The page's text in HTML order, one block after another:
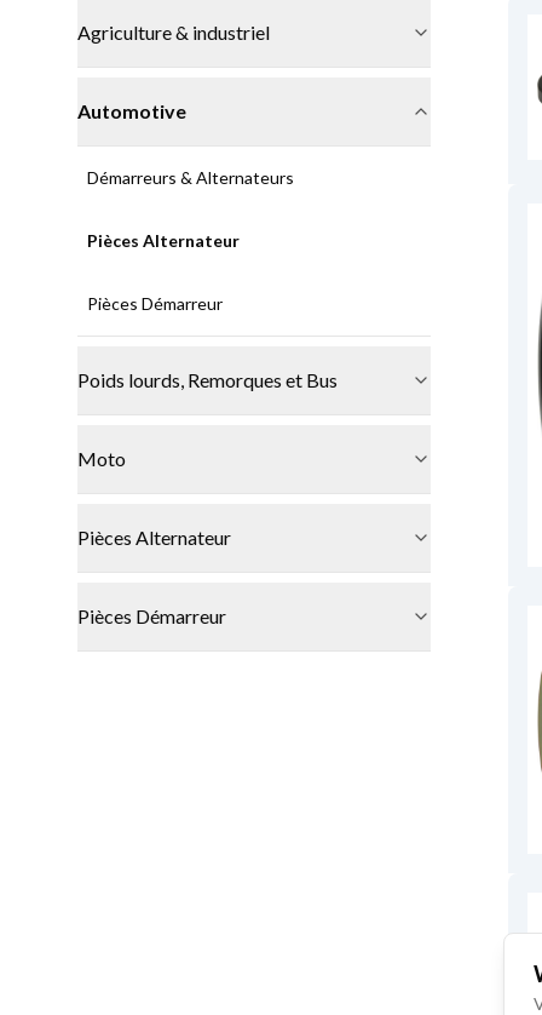
Agriculture & industriel
Automotive
Démarreurs & Alternateurs
Pièces Alternateur
Pièces Démarreur
Poids lourds, Remorques et Bus
Moto
Pièces Alternateur
Pièces Démarreur